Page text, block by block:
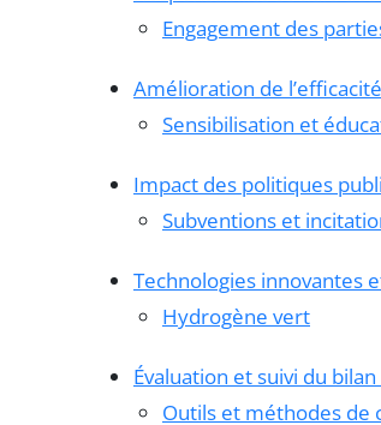
Engagement des
Amélioration de
Sensibilisation et
Impact des politiques
Subventions et
Technologies innovantes
Hydrogène vert
Évaluation et suivi du
Outils et méthodes de